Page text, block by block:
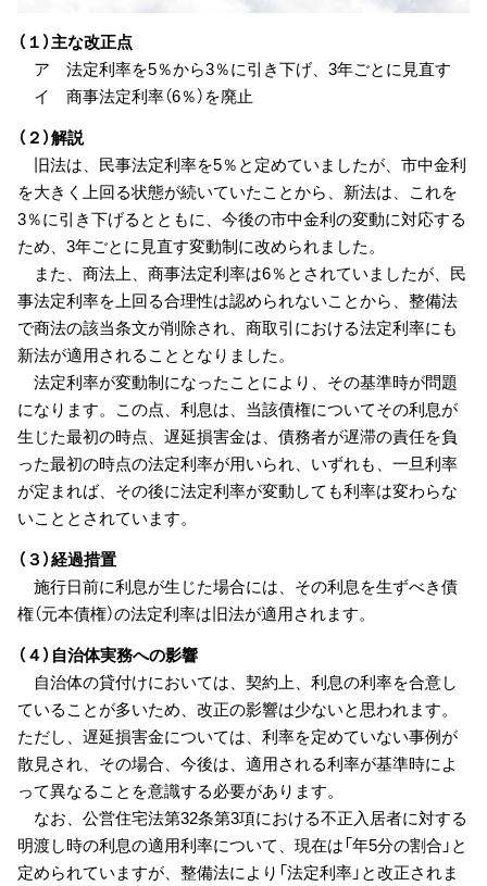
（１）主な改正点
ア 法定利率を5％から3％に引き下げ、3年ごとに見直す
イ 商事法定利率（6％）を廃止
（２）解説
旧法は、民事法定利率を5％と定めていましたが、市中金利
を大きく上回る状態が続いていたことから、新法は、これを
3％に引き下げるとともに、今後の市中金利の変動に対応する
ため、3年ごとに見直す変動制に改められました。
また、商法上、商事法定利率は6％とされていましたが、民
事法定利率を上回る合理性は認められないことから、整備法
で商法の該当条文が削除され、商取引における法定利率にも
新法が適用されることとなりました。
法定利率が変動制になったことにより、その基準時が問題
になります。この点、利息は、当該債権についてその利息が
生じた最初の時点、遅延損害金は、債務者が遅滞の責任を負
った最初の時点の法定利率が用いられ、いずれも、一旦利率
が定まれば、その後に法定利率が変動しても利率は変わらな
いこととされています。
（３）経過措置
施行日前に利息が生じた場合には、その利息を生ずべき債
権（元本債権）の法定利率は旧法が適用されます。
（４）自治体実務への影響
自治体の貸付けにおいては、契約上、利息の利率を合意し
ていることが多いため、改正の影響は少ないと思われます。
ただし、遅延損害金については、利率を定めていない事例が
散見され、その場合、今後は、適用される利率が基準時によ
って異なることを意識する必要があります。
なお、公営住宅法第32条第3項における不正入居者に対する
明渡し時の利息の適用利率について、現在は「年5分の割合」と
定められていますが、整備法により「法定利率」と改正されま